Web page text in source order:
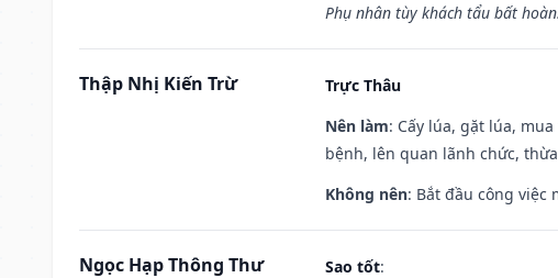
Phụ nhân tùy khách tẩu bất
Thập Nhị Kiến Trừ
Trực Thâu
Nên làm: Cấy lúa, gặt lúa,
bệnh, lên quan lãnh chức,
Không nên: Bắt đầu công việc
Ngọc Hạp Thông Thư Sao tốt: